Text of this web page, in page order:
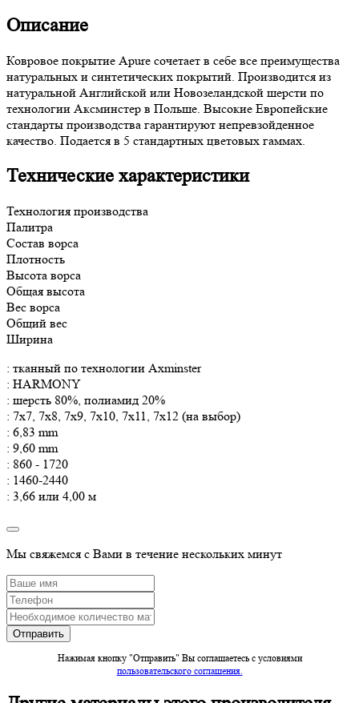
Описание
Ковровое покрытие Apure сочетает в себе все преимущества
натуральных и синтетических покрытий. Производится из
натуральной Английской или Новозеландской шерсти по
технологии Аксминстер в Польше. Высокие Европейские
стандарты производства гарантируют непревзойденное
качество. Подается в 5 стандартных цветовых гаммах.
Технические характеристики
Технология производства
Палитра
Состав ворса
Плотность
Высота ворса
Общая высота
Вес ворса
Общий вес
Ширина
: тканный по технологии Axminster
: HARMONY
: шерсть 80%, полиамид 20%
: 7x7, 7x8, 7x9, 7x10, 7x11, 7x12 (на выбор)
: 6,83 mm
: 9,60 mm
: 860 - 1720
: 1460-2440
: 3,66 или 4,00 м
Мы свяжемся с Вами в течение нескольких минут
Нажимая кнопку "Отправить" Вы соглашаетесь c условиями
пользовательского соглашения.